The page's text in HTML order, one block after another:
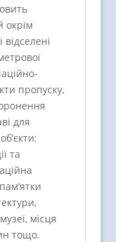
окрім
відселені
пропуску,
для
та
місця
тощо.